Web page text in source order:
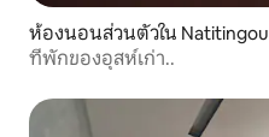
ห้องนอนส่วนตัวใน Natitingou
ที่พักของอุสห์เก่า..